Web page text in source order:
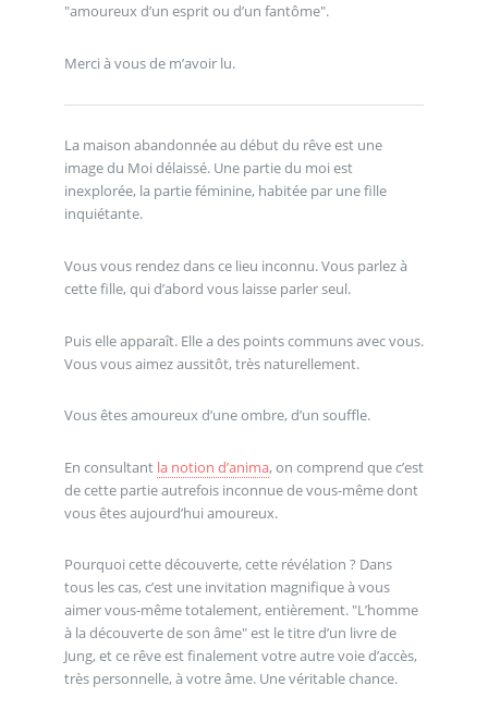
"amoureux d’un esprit ou d’un fantôme".
Merci à vous de m’avoir lu.
La maison abandonnée au début du rêve est une
image du Moi délaissé. Une partie du moi est
inexplorée, la partie féminine, habitée par une fille
inquiétante.
Vous vous rendez dans ce lieu inconnu. Vous parlez à
cette fille, qui d’abord vous laisse parler seul.
Puis elle apparaît. Elle a des points communs avec vous.
Vous vous aimez aussitôt, très naturellement.
Vous êtes amoureux d’une ombre, d’un souffle.
En consultant la notion d’anima, on comprend que c’est
de cette partie autrefois inconnue de vous-même dont
vous êtes aujourd’hui amoureux.
Pourquoi cette découverte, cette révélation ? Dans
tous les cas, c’est une invitation magnifique à vous
aimer vous-même totalement, entièrement. "L’homme
à la découverte de son âme" est le titre d’un livre de
Jung, et ce rêve est finalement votre autre voie d’accès,
très personnelle, à votre âme. Une véritable chance.